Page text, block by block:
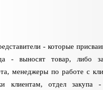
- которые
- выносят товар, либо
менеджеры по работе с
клиентам, отдел закупа